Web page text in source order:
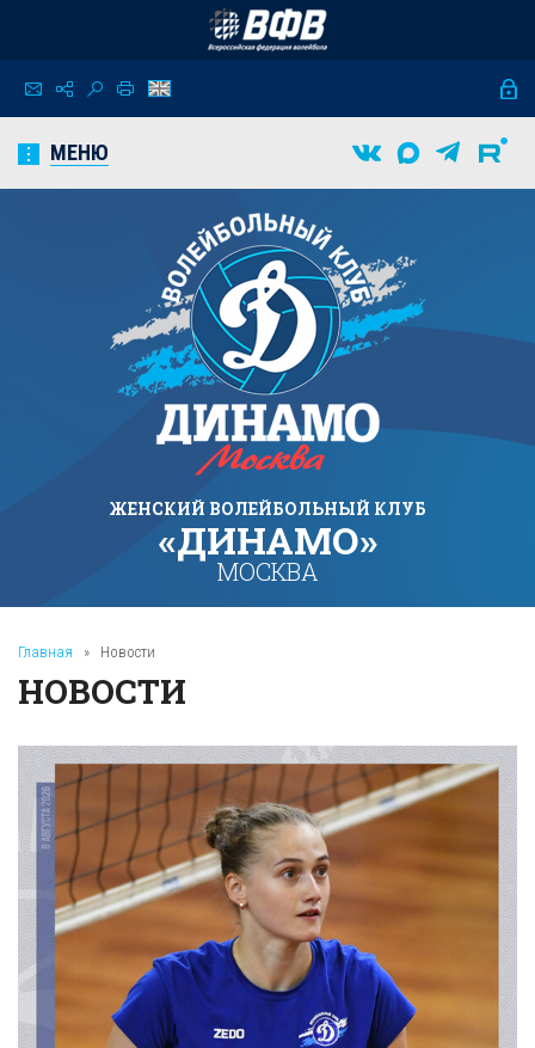
МЕНЮ
ЖЕНСКИЙ ВОЛЕЙБОЛЬНЫЙ КЛУБ
«ДИНАМО»
МОСКВА
Главная » Новости
НОВОСТИ